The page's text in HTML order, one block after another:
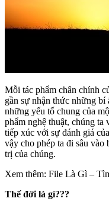
Mỗi tác phẩm chân chính
gần sự nhận thức những bí
những yếu tố chung của
phẩm nghệ thuật, chúng
tiếp xúc với sự đánh giá
vậy cho phép ta đi sâu vào
trị của chúng.
Xem thêm: File Là Gì –
Thế đời là gì???